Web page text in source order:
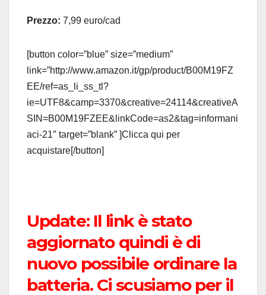
Prezzo: 7,99 euro/cad
[button color=”blue” size=”medium”
link=”http://www.amazon.it/gp/product/B00M19FZ
EE/ref=as_li_ss_tl?
ie=UTF8&camp=3370&creative=24114&creativeA
SIN=B00M19FZEE&linkCode=as2&tag=informani
aci-21″ target=”blank” ]Clicca qui per
acquistare[/button]
Update: Il link è stato
aggiornato quindi è di
nuovo possibile ordinare la
batteria. Ci scusiamo per il